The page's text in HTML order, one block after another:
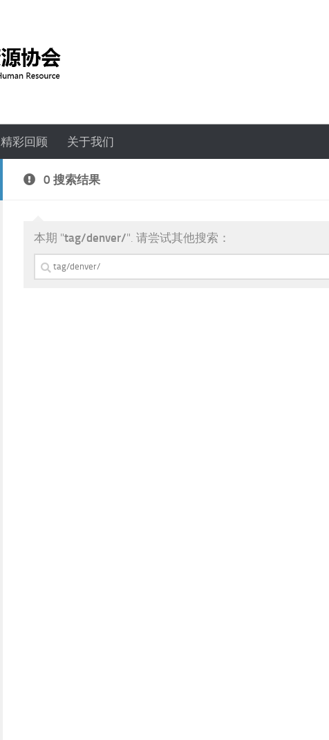
精彩回顾 关于我们
0 搜索结果
本期 "tag/denver/". 请尝试其他搜索：
搜
索：